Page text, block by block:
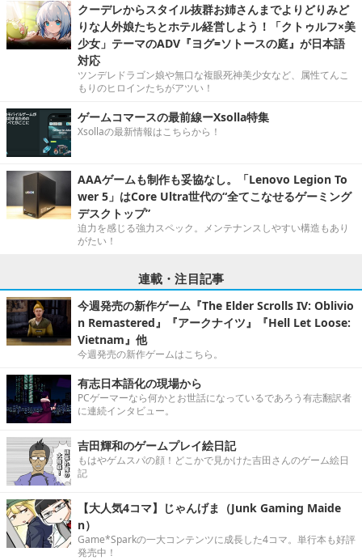
クーデレからスタイル抜群お姉さんまでよりどりみど
りな人外娘たちとホテル経営しよう！「クトゥルフ×美
少女」テーマのADV『ヨグ=ソトースの庭』が日本語
対応
ツンデレドラゴン娘や無口な複眼死神美少女など、属性てんこ
もりのヒロインたちがアツい！
ゲームコマースの最前線ーXsolla特集
Xsollaの最新情報はこちらから！
AAAゲームも制作も妥協なし。「Lenovo Legion To
wer 5」はCore Ultra世代の“全てこなせるゲーミング
デスクトップ”
迫力を感じる強力スペック。メンテナンスしやすい構造もあり
がたい！
連載・注目記事
今週発売の新作ゲーム『The Elder Scrolls IV: Oblivio
n Remastered』『アークナイツ』『Hell Let Loose:
Vietnam』他
今週発売の新作ゲームはこちら。
有志日本語化の現場から
PCゲーマーなら何かとお世話になっているであろう有志翻訳者
に連続インタビュー。
吉田輝和のゲームプレイ絵日記
もはやゲムスパの顔！どこかで見かけた吉田さんのゲーム絵日
記
【大人気4コマ】じゃんげま（Junk Gaming Maide
n）
Game*Sparkの一大コンテンツに成長した4コマ。単行本も好評
発売中！